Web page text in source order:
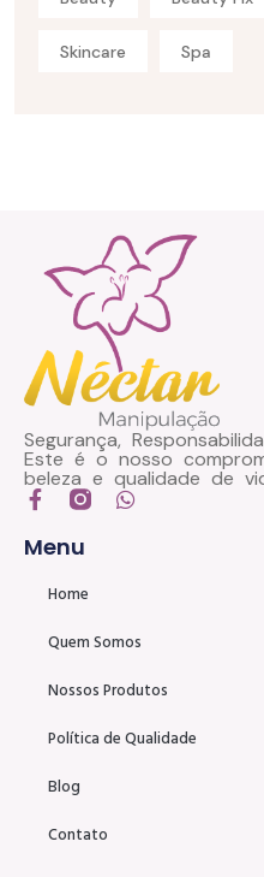
Skincare Spa
Segurança,
Este é o nosso
beleza e qualidade de
Menu
Home
Quem Somos
Nossos Produtos
Política de Qualidade
Blog
Contato